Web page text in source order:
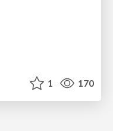
1 170